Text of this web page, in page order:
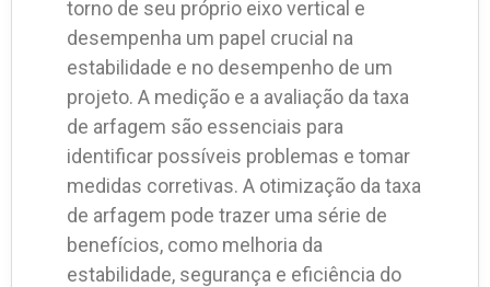
torno de seu próprio eixo vertical e
desempenha um papel crucial na
estabilidade e no desempenho de um
projeto. A medição e a avaliação da taxa
de arfagem são essenciais para
identificar possíveis problemas e tomar
medidas corretivas. A otimização da taxa
de arfagem pode trazer uma série de
benefícios, como melhoria da
estabilidade, segurança e eficiência do